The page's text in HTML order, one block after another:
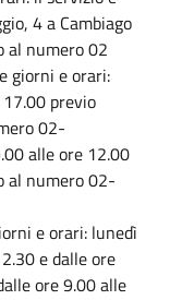
4 a Cambiago
al numero 02
giorni e orari:
previo
02-
alle ore 12.00
al numero 02-
e orari: lunedì
e dalle ore
ore 9.00 alle